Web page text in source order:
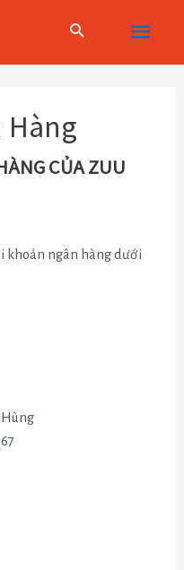
Main
Menu
Hàng
CỦA ZUU
khoản ngân hàng dưới